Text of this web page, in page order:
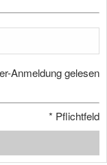
Anmeldung gelesen
* Pflichtfeld